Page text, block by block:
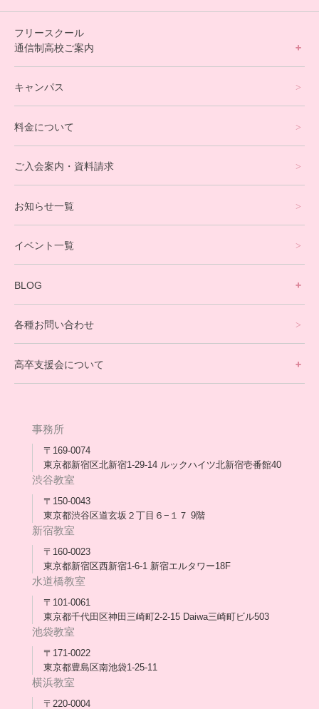
フリースクール
通信制高校ご案内
オンラインコース
eスポーツコース
就労支援コース
英会話・海外留学コース
寮生活サポート
卒業生の今
アウトリーチ支援
[家庭訪問カウンセリング]
キャンパス
料金について
ご入会案内・資料請求
お知らせ一覧
イベント一覧
BLOG
保護者交流だより一覧
会長コラム一覧
各種お問い合わせ
高卒支援会について
メディア出演
スタッフ紹介
合格・進路実績
協力団体
理事長・会長あいさつ
保護者会
採用情報
事務所
〒169-0074
東京都新宿区北新宿1-29-14 ルックハイツ北新宿壱番館40
渋谷教室
〒150-0043
東京都渋谷区道玄坂２丁目６−１７ 9階
新宿教室
〒160-0023
東京都新宿区西新宿1-6-1 新宿エルタワー18F
水道橋教室
〒101-0061
東京都千代田区神田三崎町2-2-15 Daiwa三崎町ビル503
池袋教室
〒171-0022
東京都豊島区南池袋1-25-11
横浜教室
〒220-0004